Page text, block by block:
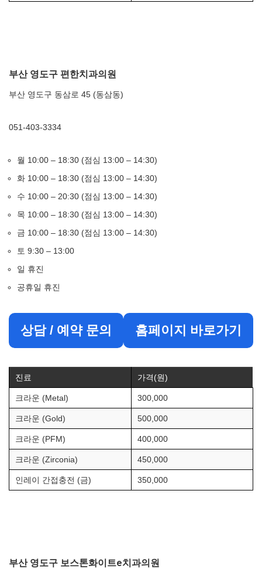
부산 영도구 편한치과의원
부산 영도구 동삼로 45 (동삼동)
051-403-3334
월 10:00 – 18:30 (점심 13:00 – 14:30)
화 10:00 – 18:30 (점심 13:00 – 14:30)
수 10:00 – 20:30 (점심 13:00 – 14:30)
목 10:00 – 18:30 (점심 13:00 – 14:30)
금 10:00 – 18:30 (점심 13:00 – 14:30)
토 9:30 – 13:00
일 휴진
공휴일 휴진
상담 / 예약 문의 홈페이지 바로가기
진료 가격(원)
크라운 (Metal) 300,000
크라운 (Gold) 500,000
크라운 (PFM) 400,000
크라운 (Zirconia) 450,000
인레이 간접충전 (금) 350,000
부산 영도구 보스톤화이트e치과의원